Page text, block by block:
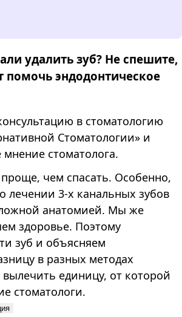
удалить зуб? Не спешите,
эндодонтическое
в стоматологию
Стоматологии» и
мнение стоматолога.
проще, чем спасать. Особенно,
лечении 3-х канальных зубов
анатомией. Мы же
здоровье. Поэтому
зуб и объясняем
в разных методах
единицу, от которой
стоматологи.